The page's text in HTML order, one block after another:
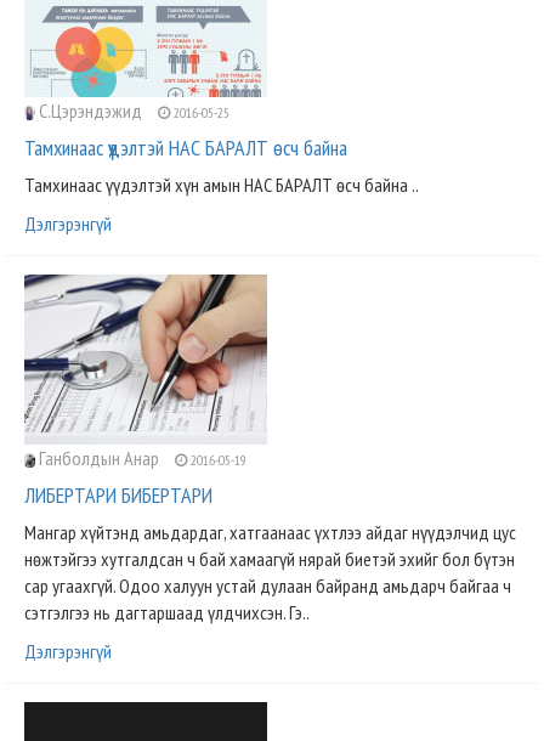
С.Цэрэндэжид 2016-05-25
Тамхинаас үүдэлтэй НАС БАРАЛТ өсч байна
Тамхинаас үүдэлтэй хүн амын НАС БАРАЛТ өсч байна ..
Дэлгэрэнгүй
Ганболдын Анар 2016-05-19
ЛИБЕРТАРИ БИБЕРТАРИ
Мангар хүйтэнд амьдардаг, хатгаанаас үхтлээ айдаг нүүдэлчид цус
нөжтэйгээ хутгалдсан ч бай хамаагүй нярай биетэй эхийг бол бүтэн
сар угаахгүй. Одоо халуун устай дулаан байранд амьдарч байгаа ч
сэтгэлгээ нь дагтаршаад үлдчихсэн. Гэ..
Дэлгэрэнгүй